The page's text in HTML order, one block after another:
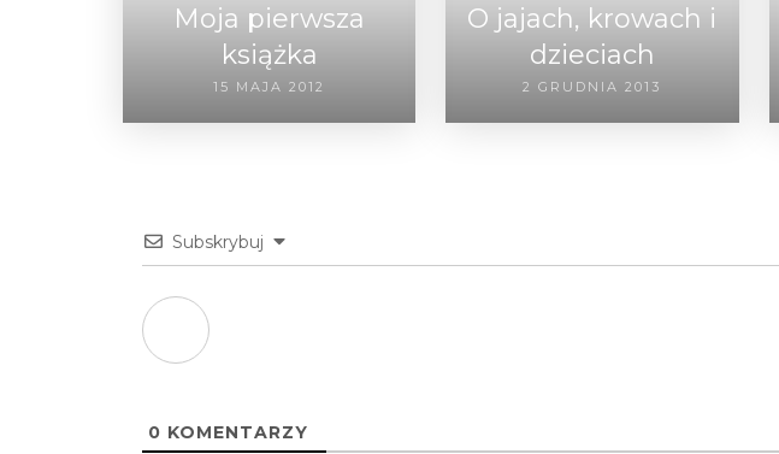
Moja pierwsza
książka
15 MAJA 2012
O jajach, krowach i
dzieciach
2 GRUDNIA 2013
Subskrybuj
0 KOMENTARZY